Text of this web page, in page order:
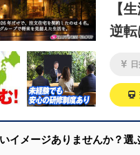
【
逆
イメージありませんか？選